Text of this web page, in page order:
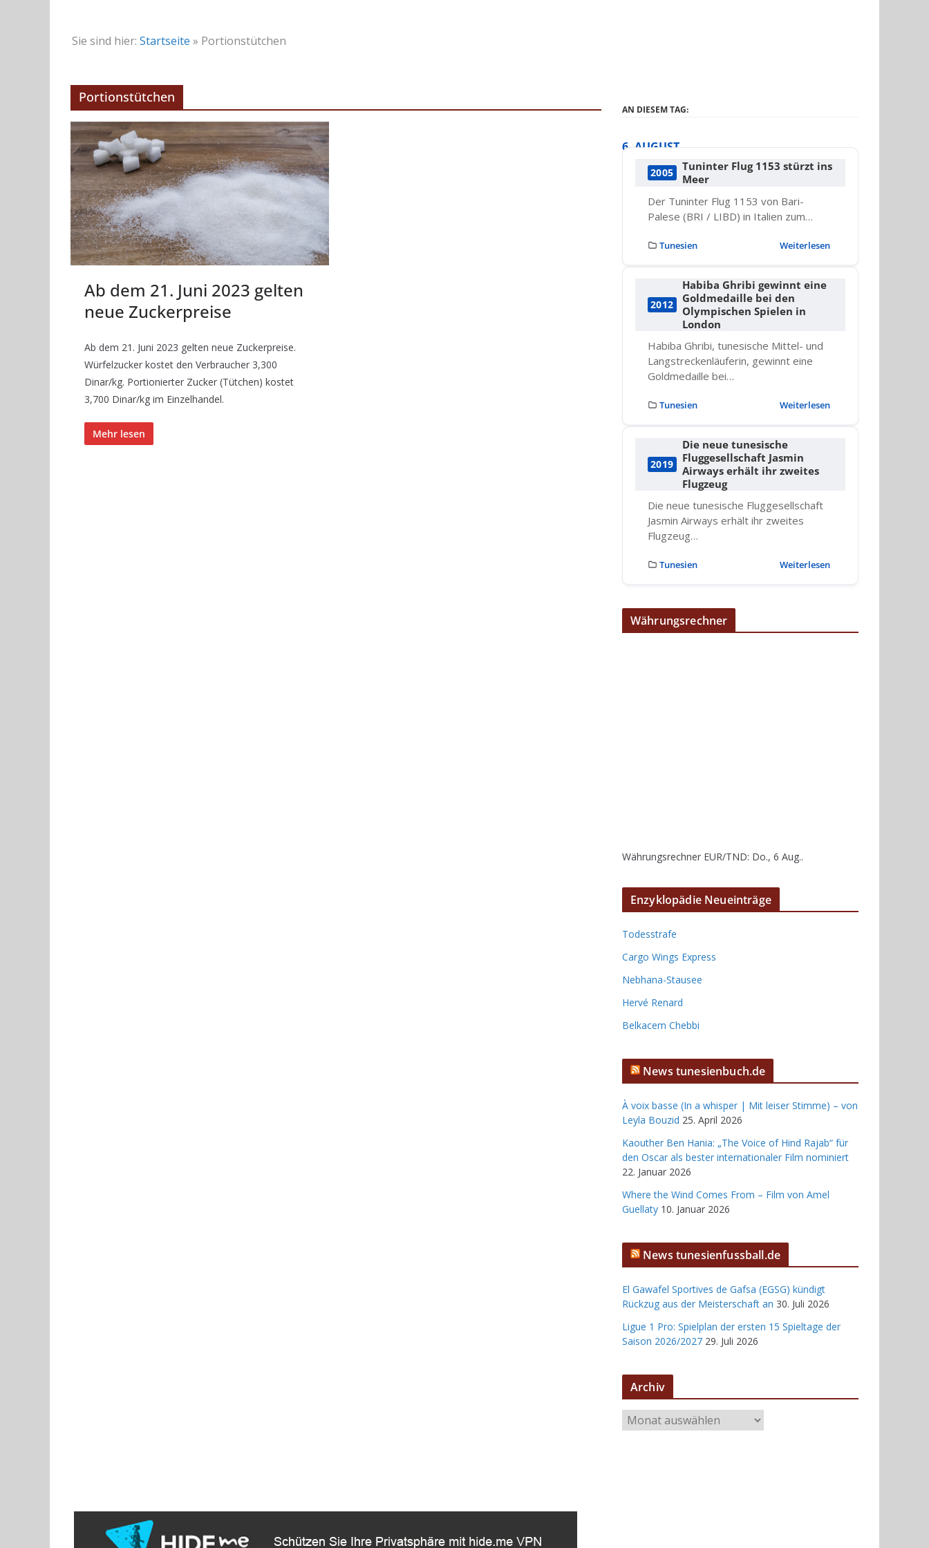
Sie sind hier: Startseite » Portionstütchen
Portionstütchen
Ab dem 21. Juni 2023 gelten
neue Zuckerpreise
Ab dem 21. Juni 2023 gelten neue Zuckerpreise.
Würfelzucker kostet den Verbraucher 3,300
Dinar/kg. Portionierter Zucker (Tütchen) kostet
3,700 Dinar/kg im Einzelhandel.
Mehr lesen
AN DIESEM TAG:
6. AUGUST
2005
Tuninter Flug 1153 stürzt ins
Meer
Der Tuninter Flug 1153 von Bari-
Palese (BRI / LIBD) in Italien zum…
Tunesien Weiterlesen
2012
Habiba Ghribi gewinnt eine
Goldmedaille bei den
Olympischen Spielen in
London
Habiba Ghribi, tunesische Mittel- und
Langstreckenläuferin, gewinnt eine
Goldmedaille bei…
Tunesien Weiterlesen
2019
Die neue tunesische
Fluggesellschaft Jasmin
Airways erhält ihr zweites
Flugzeug
Die neue tunesische Fluggesellschaft
Jasmin Airways erhält ihr zweites
Flugzeug…
Tunesien Weiterlesen
Währungsrechner
Währungsrechner EUR/TND: Do., 6 Aug..
Enzyklopädie Neueinträge
Todesstrafe
Cargo Wings Express
Nebhana-Stausee
Hervé Renard
Belkacem Chebbi
News tunesienbuch.de
À voix basse (In a whisper | Mit leiser Stimme) – von
Leyla Bouzid 25. April 2026
Kaouther Ben Hania: „The Voice of Hind Rajab“ für
den Oscar als bester internationaler Film nominiert
22. Januar 2026
Where the Wind Comes From – Film von Amel
Guellaty 10. Januar 2026
News tunesienfussball.de
El Gawafel Sportives de Gafsa (EGSG) kündigt
Rückzug aus der Meisterschaft an 30. Juli 2026
Ligue 1 Pro: Spielplan der ersten 15 Spieltage der
Saison 2026/2027 29. Juli 2026
Archiv
r